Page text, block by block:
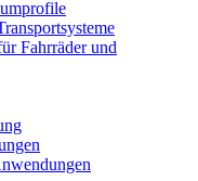
Fahrräder und